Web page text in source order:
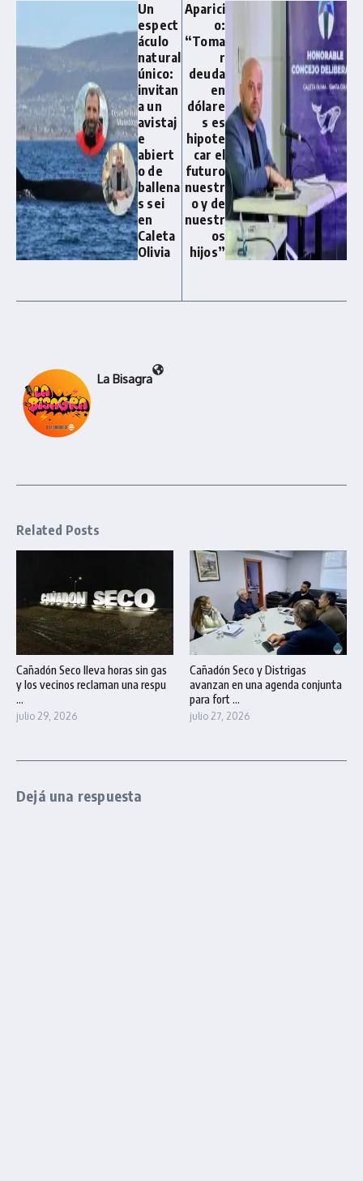
Un
espect
áculo
natural
único:
invitan
a un
avistaj
e
abiert
o de
ballena
s sei
en
Caleta
Olivia
Aparici
o:
“Toma
r
deuda
en
dólare
s es
hipote
car el
futuro
nuestr
o y de
nuestr
os
hijos”
La Bisagra
Related Posts
Cañadón Seco lleva horas sin gas
y los vecinos reclaman una respu
...
julio 29, 2026
Cañadón Seco y Distrigas
avanzan en una agenda conjunta
para fort ...
julio 27, 2026
Dejá una respuesta